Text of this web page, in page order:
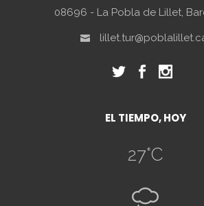
08696 - La Pobla de Lillet,
EL TIEMPO, HOY
27°C